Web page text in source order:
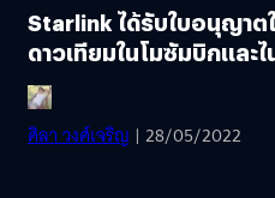
Starlink ได้รับใบอนุญาต
ดาวเทียมในโมซัมบิกและไ
ศิลา วงศ์เจริญ | 28/05/2022